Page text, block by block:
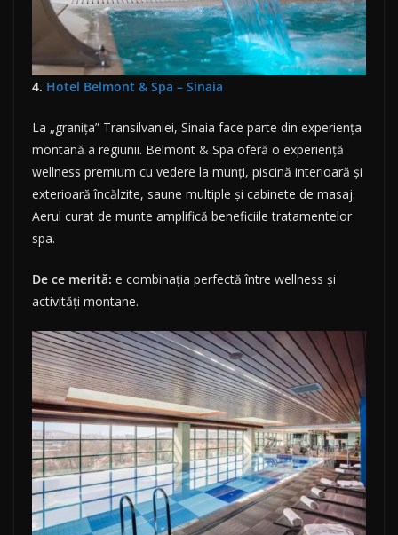
4. Hotel Belmont & Spa – Sinaia
La „granița” Transilvaniei, Sinaia face parte din experiența
montană a regiunii. Belmont & Spa oferă o experiență
wellness premium cu vedere la munți, piscină interioară și
exterioară încălzite, saune multiple și cabinete de masaj.
Aerul curat de munte amplifică beneficiile tratamentelor
spa.
De ce merită: e combinația perfectă între wellness și
activități montane.